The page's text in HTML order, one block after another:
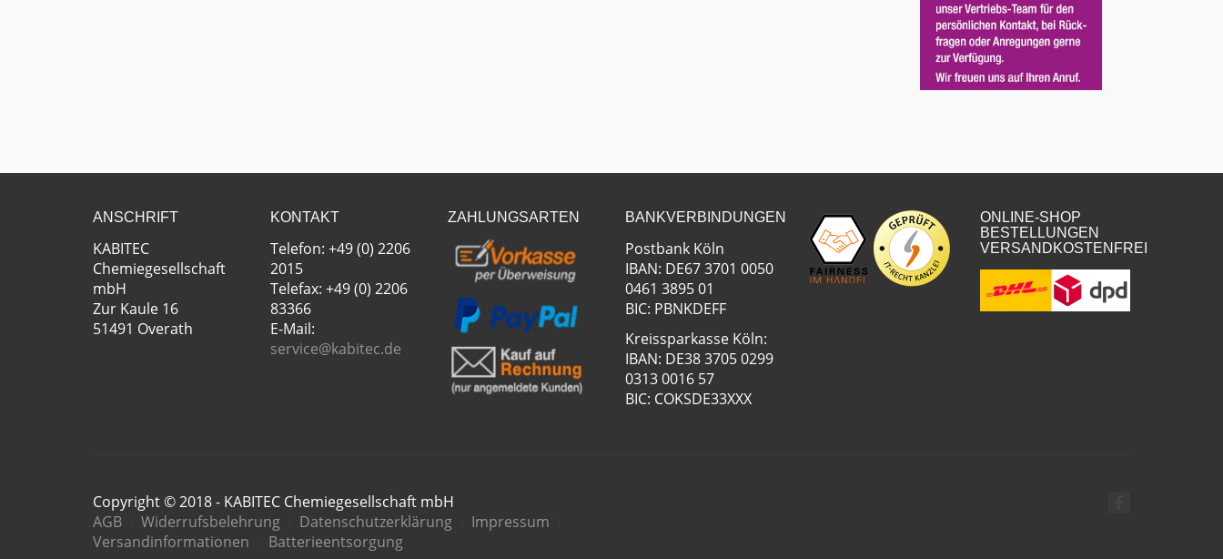
ANSCHRIFT
KABITEC
Chemiegesellschaft
mbH
Zur Kaule 16
51491 Overath
KONTAKT
Telefon: +49 (0) 2206
2015
Telefax: +49 (0) 2206
83366
E-Mail:
service@kabitec.de
ZAHLUNGSARTEN BANKVERBINDUNGEN
Postbank Köln
IBAN: DE67 3701 0050
0461 3895 01
BIC: PBNKDEFF
Kreissparkasse Köln:
IBAN: DE38 3705 0299
0313 0016 57
BIC: COKSDE33XXX
ONLINE-SHOP
BESTELLUNGEN
VERSANDKOSTENFREI
Copyright © 2018 - KABITEC Chemiegesellschaft mbH
AGB
Widerrufsbelehrung Datenschutzerklärung
Impressum
Versandinformationen
Batterieentsorgung